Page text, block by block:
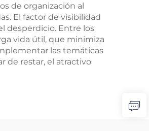
de organización al
El factor de visibilidad
desperdicio. Entre los
vida útil, que minimiza
las temáticas
de restar, el atractivo